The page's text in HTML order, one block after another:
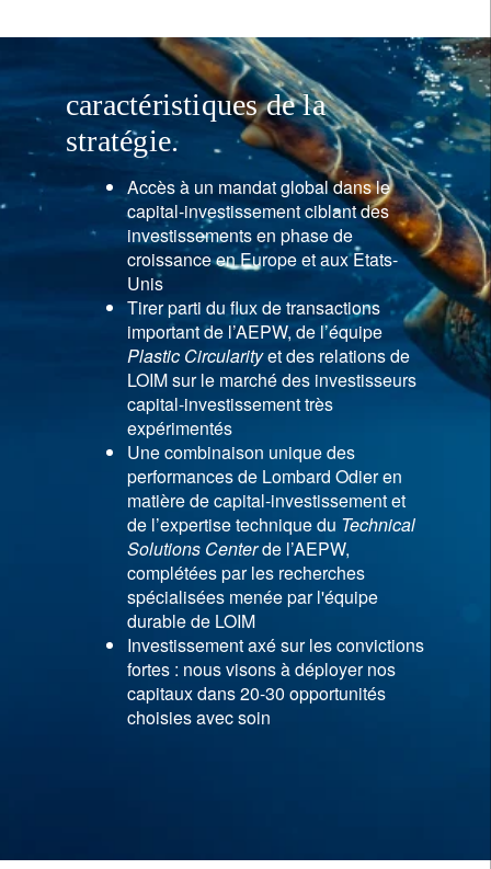
caractéristiques de la
stratégie.
Accès à un mandat global dans le
capital-investissement ciblant des
investissements en phase de
croissance en Europe et aux Etats-
Unis
Tirer parti du flux de transactions
important de l’AEPW, de l’équipe
Plastic Circularityet des relations de
LOIM sur le marché des investisseurs
capital-investissement très
expérimentés
Une combinaison unique des
performances de Lombard Odier en
matière de capital-investissement et
de l’expertise technique du Technical
Solutions Centerde l’AEPW,
complétées par les recherches
spécialisées menée par l'équipe
durable de LOIM
Investissement axé sur les convictions
fortes : nous visons à déployer nos
capitaux dans 20-30 opportunités
choisies avec soin